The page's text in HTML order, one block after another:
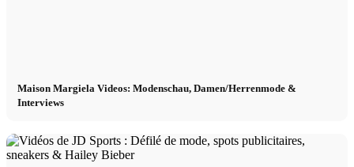
Maison Margiela Videos: Modenschau, Damen/Herrenmode &
Interviews